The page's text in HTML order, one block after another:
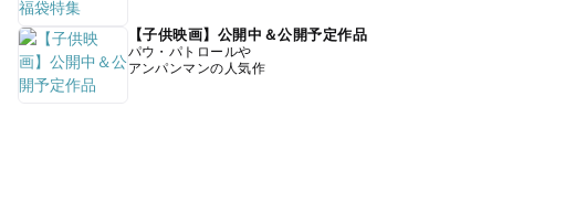
【子供映画】公開中＆公開予定作品
パウ・パトロールや
アンパンマンの人気作